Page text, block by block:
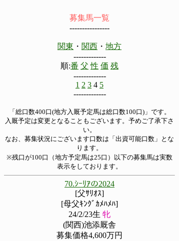
募集馬一覧
----------------
関東 ・ 関西 ・ 地方
-------------
順:番 父 性 価 残
-------------
1 2 3 4 5
-------------
「総口数400口(地方入厩予定馬は総口数100口)」です。
入厩予定は変更となることもございます。予めご了承下さ
い。
なお、募集状況にございます口数は「出資可能口数」とな
ります。
※残口が100口（地方予定馬は25口）以下の募集馬は実数
表示をしております。
70.ｼｰﾘｱの2024
[父ｻﾘｵｽ]
[母父ｷﾝｸﾞｶﾒﾊﾒﾊ]
24/2/23生 牝
(関西)池添厩舎
募集価格4,600万円